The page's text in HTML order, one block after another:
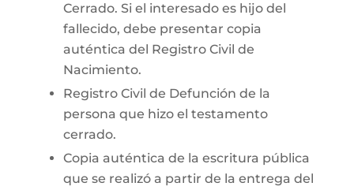
Cerrado. Si el interesado es hijo del
fallecido, debe presentar copia
auténtica del Registro Civil de
Nacimiento.
Registro Civil de Defunción de la
persona que hizo el testamento
cerrado.
Copia auténtica de la escritura pública
que se realizó a partir de la entrega del